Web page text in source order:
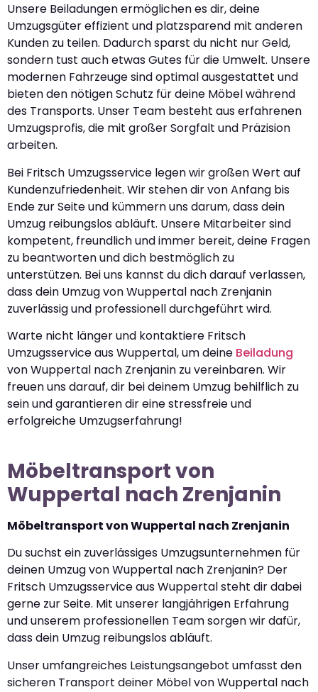
Unsere Beiladungen ermöglichen es dir, deine
Umzugsgüter effizient und platzsparend mit anderen
Kunden zu teilen. Dadurch sparst du nicht nur Geld,
sondern tust auch etwas Gutes für die Umwelt. Unsere
modernen Fahrzeuge sind optimal ausgestattet und
bieten den nötigen Schutz für deine Möbel während
des Transports. Unser Team besteht aus erfahrenen
Umzugsprofis, die mit großer Sorgfalt und Präzision
arbeiten.
Bei Fritsch Umzugsservice legen wir großen Wert auf
Kundenzufriedenheit. Wir stehen dir von Anfang bis
Ende zur Seite und kümmern uns darum, dass dein
Umzug reibungslos abläuft. Unsere Mitarbeiter sind
kompetent, freundlich und immer bereit, deine Fragen
zu beantworten und dich bestmöglich zu
unterstützen. Bei uns kannst du dich darauf verlassen,
dass dein Umzug von Wuppertal nach Zrenjanin
zuverlässig und professionell durchgeführt wird.
Warte nicht länger und kontaktiere Fritsch
Umzugsservice aus Wuppertal, um deine Beiladung
von Wuppertal nach Zrenjanin zu vereinbaren. Wir
freuen uns darauf, dir bei deinem Umzug behilflich zu
sein und garantieren dir eine stressfreie und
erfolgreiche Umzugserfahrung!
Möbeltransport von
Wuppertal nach Zrenjanin
Möbeltransport von Wuppertal nach Zrenjanin
Du suchst ein zuverlässiges Umzugsunternehmen für
deinen Umzug von Wuppertal nach Zrenjanin? Der
Fritsch Umzugsservice aus Wuppertal steht dir dabei
gerne zur Seite. Mit unserer langjährigen Erfahrung
und unserem professionellen Team sorgen wir dafür,
dass dein Umzug reibungslos abläuft.
Unser umfangreiches Leistungsangebot umfasst den
sicheren Transport deiner Möbel von Wuppertal nach